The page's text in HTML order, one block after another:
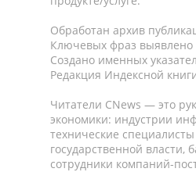
Обработан архив
Ключевых фраз выявлено
Создано именных
Редакция Индексной
Читатели CNews — это
экономики: индустрии
технические
государственной
сотрудники компаний-